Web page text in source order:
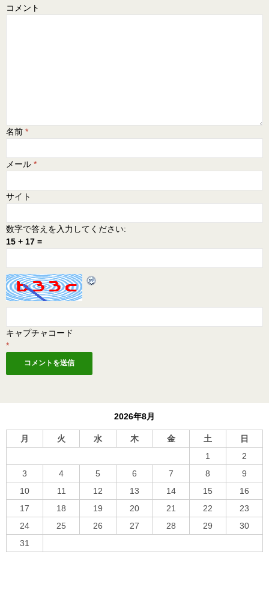
コメント
名前 *
メール *
サイト
数字で答えを入力してください:
15 + 17 =
キャプチャコード
*
2026年8月
月 火 水 木 金 土
日
1
2
3
4 5 6 7 8
9
10
11 12 13 14 15
16
17
18 19 20 21 22
23
24
25 26 27 28 29
30
31